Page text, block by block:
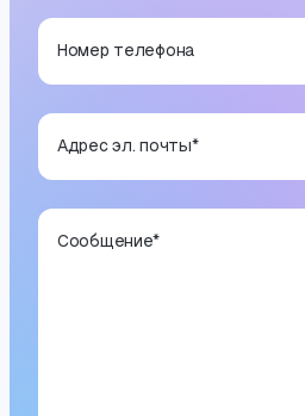
Номер телефона
Адрес эл. почты*
Сообщение*